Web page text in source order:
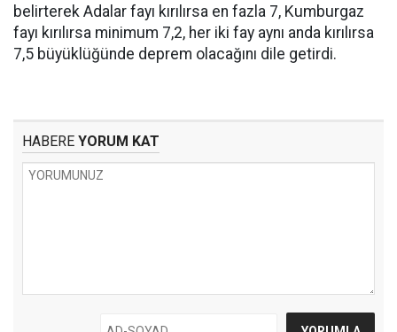
belirterek Adalar fayı kırılırsa en fazla 7, Kumburgaz
fayı kırılırsa minimum 7,2, her iki fay aynı anda kırılırsa
7,5 büyüklüğünde deprem olacağını dile getirdi.
HABERE YORUM KAT